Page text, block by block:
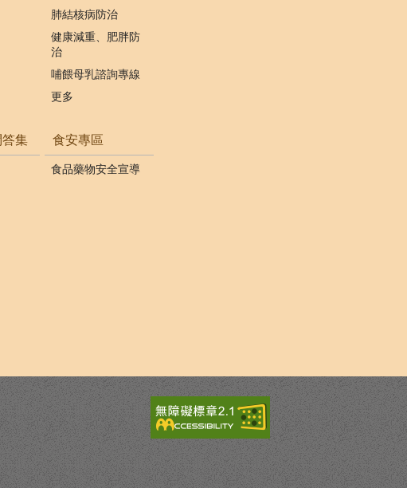
肺結核病防治
健康減重、肥胖防
治
哺餵母乳諮詢專線
更多
答集 食安專區
食品藥物安全宣導